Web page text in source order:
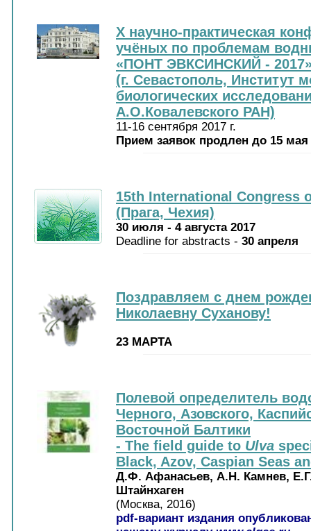
X научно-практическая
учёных по проблемам
«ПОНТ ЭВКСИНСКИЙ -
(г. Севастополь, Институт
биологических
А.О.Ковалевского РАН)
11-16 сентября 2017 г.
Прием заявок продлен до 15 мая
15th International Congress
(Прага, Чехия)
30 июля - 4 августа 2017
Deadline for abstracts - 30 апреля
Поздравляем с днем
Николаевну Суханову!
23 МАРТА
Полевой определитель
Черного, Азовского,
Восточной Балтики
- The field guide to Ulva
Black, Azov, Caspian Seas
Д.Ф. Афанасьев, А.Н. Камнев,
Штайнхаген
(Москва, 2016)
pdf-вариант издания